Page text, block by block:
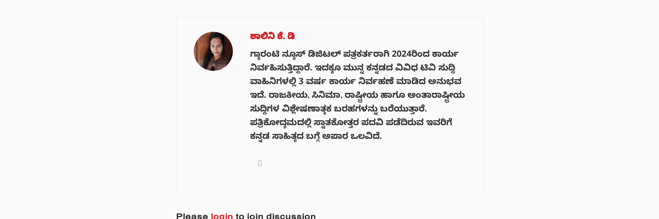
ಶಾಲಿನಿ ಕೆ. ಡಿ
ಗ್ಯಾರಂಟಿ ನ್ಯೂಸ್ ಡಿಜಿಟಲ್ ಪತ್ರಕರ್ತರಾಗಿ 2024ರಿಂದ ಕಾರ್ಯ
ನಿರ್ವಹಿಸುತ್ತಿದ್ದಾರೆ. ಇದಕ್ಕೂ ಮುನ್ನ ಕನ್ನಡದ ವಿವಿಧ ಟಿವಿ ಸುದ್ದಿ
ವಾಹಿನಿಗಳಲ್ಲಿ 3 ವರ್ಷ ಕಾರ್ಯ ನಿರ್ವಹಣೆ ಮಾಡಿದ ಅನುಭವ
ಇದೆ. ರಾಜಕೀಯ, ಸಿನಿಮಾ, ರಾಷ್ಟ್ರೀಯ ಹಾಗೂ ಅಂತಾರಾಷ್ಟ್ರೀಯ
ಸುದ್ದಿಗಳ ವಿಶ್ಲೇಷಣಾತ್ಮಕ ಬರಹಗಳನ್ನು ಬರೆಯುತ್ತಾರೆ.
ಪತ್ರಿಕೋದ್ಯಮದಲ್ಲಿ ಸ್ನಾತಕೋತ್ತರ ಪದವಿ ಪಡೆದಿರುವ ಇವರಿಗೆ
ಕನ್ನಡ ಸಾಹಿತ್ಯದ ಬಗ್ಗೆ ಅಪಾರ ಒಲವಿದೆ.